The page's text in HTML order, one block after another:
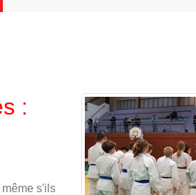
:
s'ils